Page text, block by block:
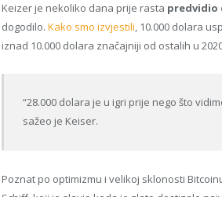
Keizer je nekoliko dana prije rasta predvidio
dogodilo. Kako smo izvjestili, 10.000 dolara
iznad 10.000 dolara značajniji od ostalih u
“28.000 dolara je u igri prije nego što
sažeo je Keiser.
Poznat po optimizmu i velikoj sklonosti